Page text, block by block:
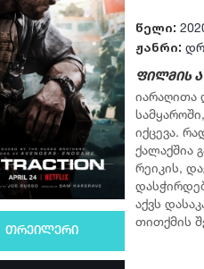
თრეილერი
წელი:
ჟანრი:
ფილმის
იარაღითა
იქცევა.
ქალაქშია
რეიკის,
აქვს
თითქმის